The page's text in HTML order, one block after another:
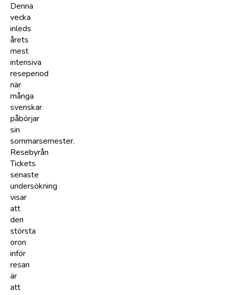
Denna
vecka
inleds
årets
mest
intensiva
reseperiod
när
många
svenskar
påbörjar
sin
sommarsemester.
Resebyrån
Tickets
senaste
undersökning
visar
att
den
största
oron
inför
resan
är
att